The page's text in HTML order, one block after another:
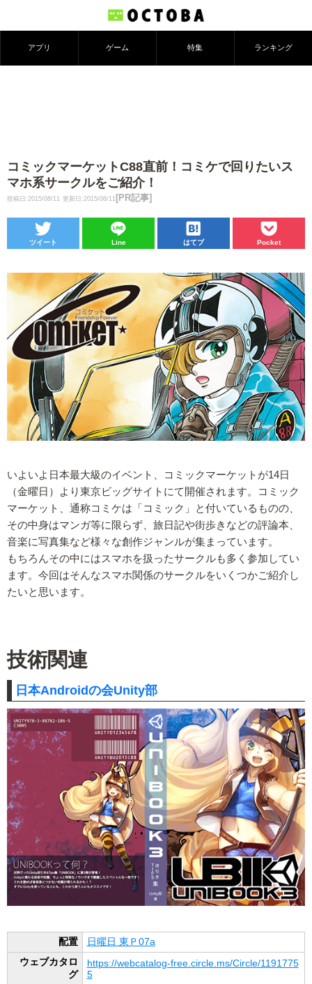
アプリ ゲーム 特集 ランキング
コミックマーケットC88直前！コミケで回りたいス
マホ系サークルをご紹介！
投稿日:2015/08/11 更新日:2015/08/11 [PR記事]
ツイート Line はてブ Pocket
いよいよ日本最大級のイベント、コミックマーケットが14日
（金曜日）より東京ビッグサイトにて開催されます。コミック
マーケット、通称コミケは「コミック」と付いているものの、
その中身はマンガ等に限らず、旅日記や街歩きなどの評論本、
音楽に写真集など様々な創作ジャンルが集まっています。
もちろんその中にはスマホを扱ったサークルも多く参加してい
ます。今回はそんなスマホ関係のサークルをいくつかご紹介し
たいと思います。
技術関連
日本Androidの会Unity部
配置
日曜日 東Ｐ07a
ウェブカタロ
グ
https://webcatalog-free.circle.ms/Circle/1191775
5